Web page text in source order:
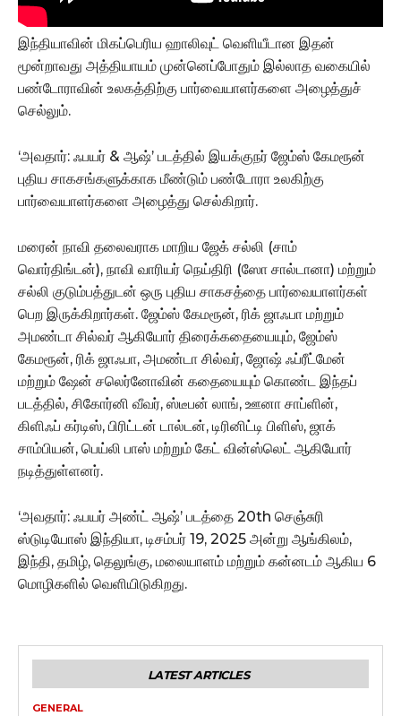
இந்தியாவின் மிகப்பெரிய ஹாலிவுட் வெளியீடான இதன்
மூன்றாவது அத்தியாயம் முன்னெப்போதும் இல்லாத வகையில்
பண்டோராவின் உலகத்திற்கு பார்வையாளர்களை அழைத்துச்
செல்லும்.
‘அவதார்: ஃபயர் & ஆஷ்’ படத்தில் இயக்குநர் ஜேம்ஸ் கேமரூன்
புதிய சாகசங்களுக்காக மீண்டும் பண்டோரா உலகிற்கு
பார்வையாளர்களை அழைத்து செல்கிறார்.
மரைன் நாவி தலைவராக மாறிய ஜேக் சல்லி (சாம்
வொர்திங்டன்), நாவி வாரியர் நெய்திரி (ஸோ சால்டானா) மற்றும்
சல்லி குடும்பத்துடன் ஒரு புதிய சாகசத்தை பார்வையாளர்கள்
பெற இருக்கிறார்கள். ஜேம்ஸ் கேமரூன், ரிக் ஜாஃபா மற்றும்
அமண்டா சில்வர் ஆகியோர் திரைக்கதையையும், ஜேம்ஸ்
கேமரூன், ரிக் ஜாஃபா, அமண்டா சில்வர், ஜோஷ் ஃப்ரீட்மேன்
மற்றும் ஷேன் சலெர்னோவின் கதையையும் கொண்ட இந்தப்
படத்தில், சிகோர்னி வீவர், ஸ்டீபன் லாங், ஊனா சாப்ளின்,
கிளிஃப் கர்டிஸ், பிரிட்டன் டால்டன், டிரினிட்டி பிளிஸ், ஜாக்
சாம்பியன், பெய்லி பாஸ் மற்றும் கேட் வின்ஸ்லெட் ஆகியோர்
நடித்துள்ளனர்.
‘அவதார்: ஃபயர் அண்ட் ஆஷ்’ படத்தை 20th செஞ்சுரி
ஸ்டுடியோஸ் இந்தியா, டிசம்பர் 19, 2025 அன்று ஆங்கிலம்,
இந்தி, தமிழ், தெலுங்கு, மலையாளம் மற்றும் கன்னடம் ஆகிய 6
மொழிகளில் வெளியிடுகிறது.
LATEST ARTICLES
GENERAL